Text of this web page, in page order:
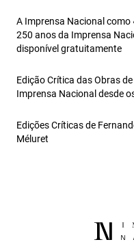
A Imprensa Nacional como
250 anos da Imprensa
disponível gratuitamente
Edição Crítica das Obras
Imprensa Nacional desde
Edições Críticas de
Méluret